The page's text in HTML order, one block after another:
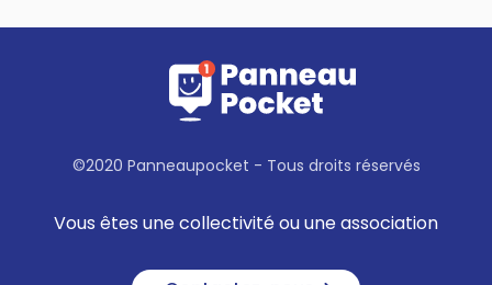
©2020 Panneaupocket - Tous droits réservés
Vous êtes une collectivité ou une association